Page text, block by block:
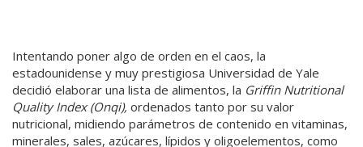
Intentando poner algo de orden en el caos, la
estadounidense y muy prestigiosa Universidad de Yale
decidió elaborar una lista de alimentos, la Griffin Nutritional
Quality Index (Onqi), ordenados tanto por su valor
nutricional, midiendo parámetros de contenido en vitaminas,
minerales, sales, azúcares, lípidos y oligoelementos, como